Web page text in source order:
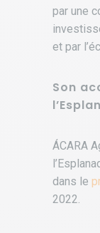
par une
et par
Son
ÁCARA
dans le
2022.